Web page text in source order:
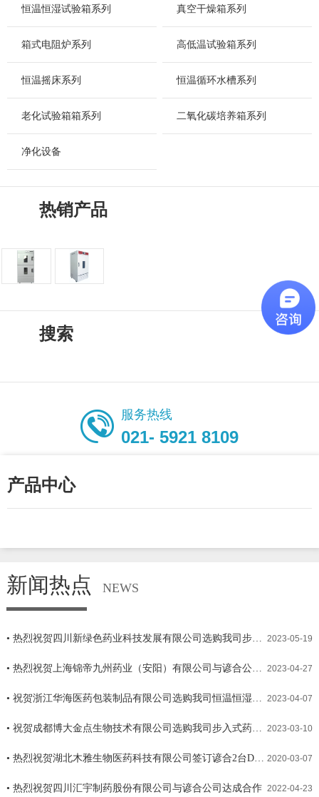
恒温恒湿试验箱系列 真空干燥箱系列
箱式电阻炉系列 高低温试验箱系列
恒温摇床系列 恒温循环水槽系列
老化试验箱箱系列 二氧化碳培养箱系列
净化设备
热销产品
搜索
服务热线
021- 5921 8109
产品中心
新闻热点 NEWS
• 热烈祝贺四川新绿色药业科技发展有限公司选购我司步入式药品稳定性考察室 2023-05-19
• 热烈祝贺上海锦帝九州药业（安阳）有限公司与谚合公司达成合作 2023-04-27
• 祝贺浙江华海医药包装制品有限公司选购我司恒温恒湿箱体 2023-04-07
• 祝贺成都博大金点生物技术有限公司选购我司步入式药品稳定性考察室 2023-03-10
• 热烈祝贺湖北木雅生物医药科技有限公司签订谚合2台DWH-250P药品稳定性试验箱 2020-03-07
• 热烈祝贺四川汇宇制药股份有限公司与谚合公司达成合作 2022-04-23